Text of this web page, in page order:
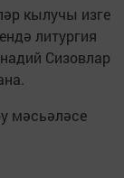
кылучы изге
литургия
Сизовлар
мәсьәләсе